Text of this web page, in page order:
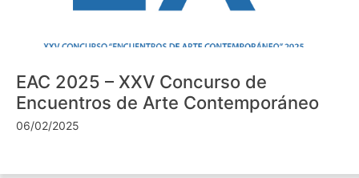
EAC 2025 – XXV Concurso de
Encuentros de Arte Contemporáneo
06/02/2025